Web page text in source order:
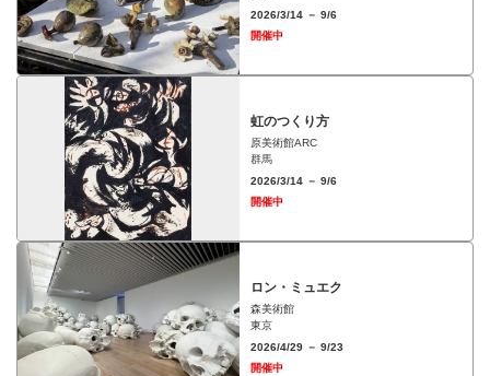
2026/3/14 － 9/6
開催中
虹のつくり方
原美術館ARC
群馬
2026/3/14 － 9/6
開催中
ロン・ミュエク
森美術館
東京
2026/4/29 － 9/23
開催中